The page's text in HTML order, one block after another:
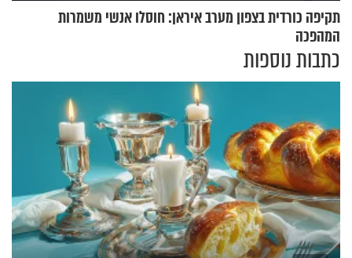
תקיפה כורדית בצפון מערב איראן: חוסלו אנשי משמרות
המהפכה
כתבות נוספות